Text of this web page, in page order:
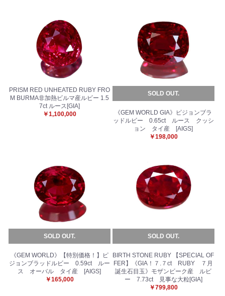
PRISM RED UNHEATED RUBY FRO
M BURMA非加熱ビルマ産ルビー 1.5
7ct ルース[GIA]
￥1,100,000
SOLD OUT.
《GEM WORLD GIA》ピジョンブラ
ッドルビー 0.65ct ルース クッシ
ョン タイ産 [AIGS]
￥198,000
SOLD OUT.
《GEM WORLD》【特別価格！】ピ
ジョンブラッドルビー 0.59ct ルー
ス オーバル タイ産 [AIGS]
￥165,000
SOLD OUT.
BIRTH STONE RUBY 【SPECIAL OF
FER】《GIA！７.７ct RUBY ７月
誕生石目玉》モザンビーク産 ルビ
ー 7.73ct 見事な大粒[GIA]
￥799,800
カートへ進む